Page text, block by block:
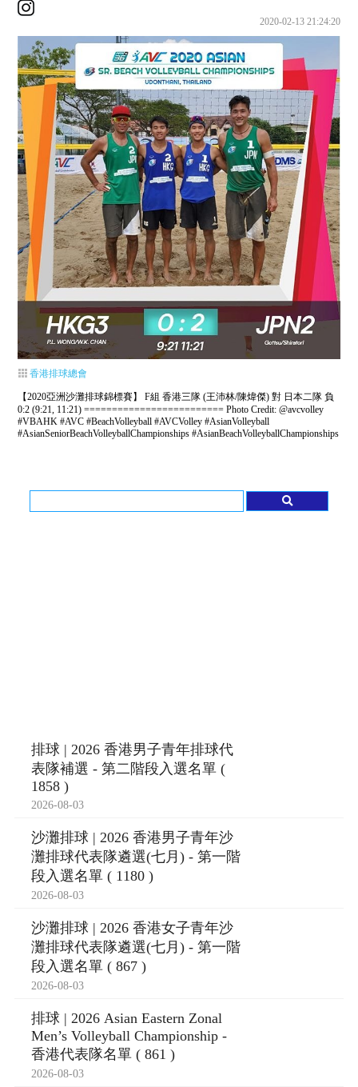
2020-02-13 21:24:20
香港排球總會
【2020亞洲沙灘排球錦標賽】 F組 香港三隊 (王沛林/陳煒傑) 對 日本二隊 負
0:2 (9:21, 11:21) ========================= Photo Credit: @avcvolley
#VBAHK #AVC #BeachVolleyball #AVCVolley #AsianVolleyball
#AsianSeniorBeachVolleyballChampionships #AsianBeachVolleyballChampionships
排球 | 2026 香港男子青年排球代
表隊補選 - 第二階段入選名單 (
1858 )
2026-08-03
沙灘排球 | 2026 香港男子青年沙
灘排球代表隊遴選(七月) - 第一階
段入選名單 ( 1180 )
2026-08-03
沙灘排球 | 2026 香港女子青年沙
灘排球代表隊遴選(七月) - 第一階
段入選名單 ( 867 )
2026-08-03
排球 | 2026 Asian Eastern Zonal
Men’s Volleyball Championship -
香港代表隊名單 ( 861 )
2026-08-03